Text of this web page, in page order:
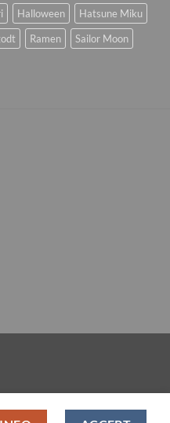
Halloween
Hatsune Miku
Ramen
Sailor Moon